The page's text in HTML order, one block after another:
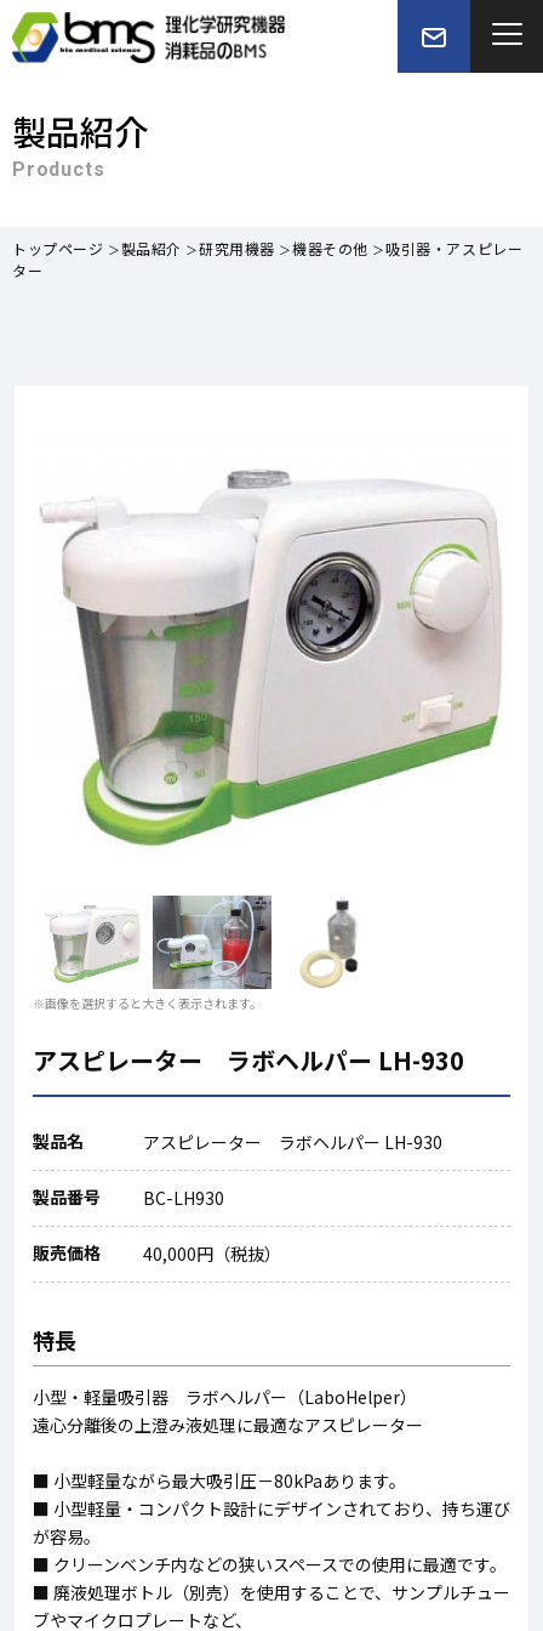
製品紹介
Products
トップページ 製品紹介 研究用機器 機器その他
吸引器・アスピレー
ター
※画像を選択すると大きく表示されます。
アスピレーター ラボヘルパー LH-930
製品名 アスピレーター ラボヘルパー LH-930
製品番号 BC-LH930
販売価格 40,000円（税抜）
特長
小型・軽量吸引器 ラボヘルパー（LaboHelper）
遠心分離後の上澄み液処理に最適なアスピレーター
■ 小型軽量ながら最大吸引圧－80kPaあります。
■ 小型軽量・コンパクト設計にデザインされており、持ち運び
が容易。
■ クリーンベンチ内などの狭いスペースでの使用に最適です。
■ 廃液処理ボトル（別売）を使用することで、サンプルチュー
ブやマイクロプレートなど、